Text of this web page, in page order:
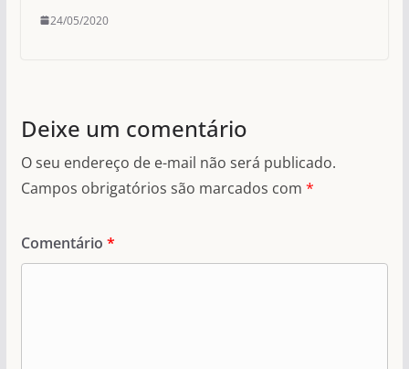
24/05/2020
Deixe um comentário
O seu endereço de e-mail não será publicado.
Campos obrigatórios são marcados com *
Comentário *